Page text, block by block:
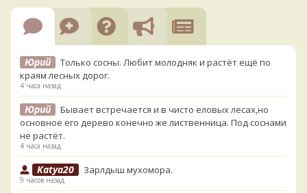
Юрий
Только сосны. Любит молодняк и растёт ещё по
краям лесных дорог.
4 часа назад
Юрий
Бывает встречается и в чисто еловых лесах,но
основное его дерево конечно же лиственница. Под соснами
не растёт.
4 часа назад
Katya20 Зарлдыш мухомора.
9 часов назад